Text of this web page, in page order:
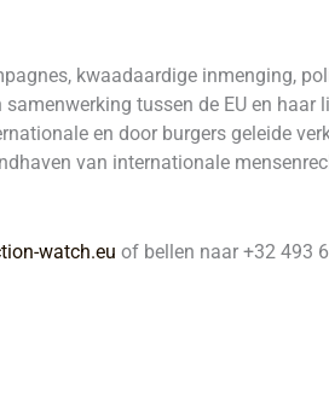
kwaadaardige inmenging,
tussen de EU en
en door burgers geleide
van internationale
watch.eu of bellen naar +32 493